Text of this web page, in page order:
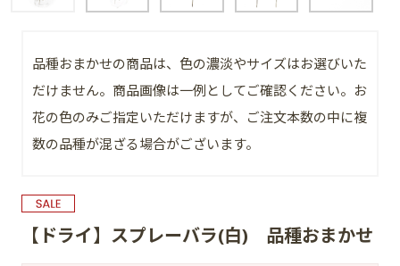
【ドライ】スプレーバラ(白) 品種おまかせ
品種おまかせの商品は、色の濃淡やサイズはお選びいた
だけません。商品画像は一例としてご確認ください。お
花の色のみご指定いただけますが、ご注文本数の中に複
数の品種が混ざる場合がございます。